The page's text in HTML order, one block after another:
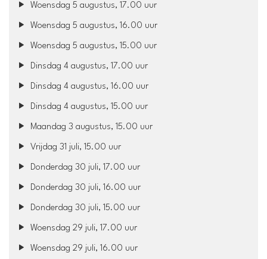
Woensdag 5 augustus, 17.00 uur
Woensdag 5 augustus, 16.00 uur
Woensdag 5 augustus, 15.00 uur
Dinsdag 4 augustus, 17.00 uur
Dinsdag 4 augustus, 16.00 uur
Dinsdag 4 augustus, 15.00 uur
Maandag 3 augustus, 15.00 uur
Vrijdag 31 juli, 15.00 uur
Donderdag 30 juli, 17.00 uur
Donderdag 30 juli, 16.00 uur
Donderdag 30 juli, 15.00 uur
Woensdag 29 juli, 17.00 uur
Woensdag 29 juli, 16.00 uur